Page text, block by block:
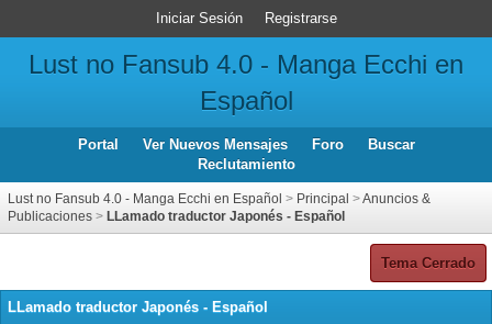
Iniciar Sesión Registrarse
Lust no Fansub 4.0 - Manga Ecchi en
Español
Portal Ver Nuevos Mensajes Foro
Buscar
Reclutamiento
Lust no Fansub 4.0 - Manga Ecchi en Español > Principal >Anuncios &
Publicaciones > LLamado traductor Japonés - Español
Tema Cerrado
LLamado traductor Japonés - Español